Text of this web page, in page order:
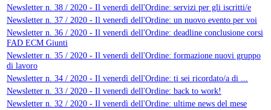
Newsletter n. 38 / 2020 - Il venerdì dell'Ordine: servizi per gli iscritti/e
Newsletter n. 37 / 2020 - Il venerdì dell'Ordine: un nuovo evento per voi
Newsletter n. 36 / 2020 - Il venerdì dell'Ordine: deadline conclusione corsi
FAD ECM Giunti
Newsletter n. 35 / 2020 - Il venerdì dell'Ordine: formazione nuovi gruppo
di lavoro
Newsletter n. 34 / 2020 - Il venerdì dell'Ordine: ti sei ricordato/a di ...
Newsletter n. 33 / 2020 - Il venerdì dell'Ordine: back to work!
Newsletter n. 32 / 2020 - Il venerdì dell'Ordine: ultime news del mese